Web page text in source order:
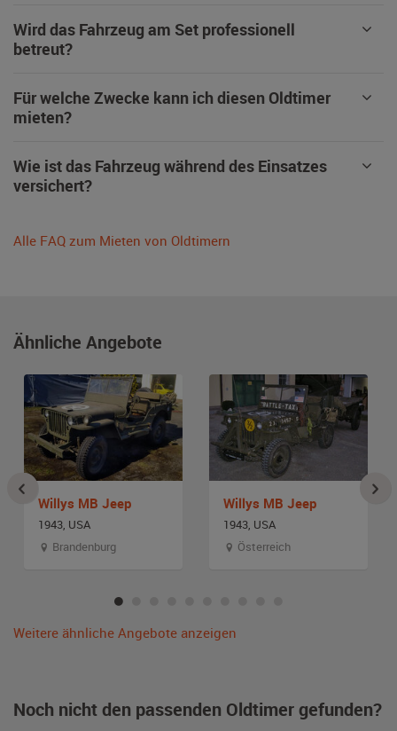
Wird das Fahrzeug am Set professionell
betreut?
Für welche Zwecke kann ich diesen Oldtimer
mieten?
Wie ist das Fahrzeug während des Einsatzes
versichert?
Alle FAQ zum Mieten von Oldtimern
Ähnliche Angebote
Willys MB Jeep
1943, USA
Brandenburg
Willys MB Jeep
1943, USA
Österreich
Weitere ähnliche Angebote anzeigen
Noch nicht den passenden Oldtimer gefunden?